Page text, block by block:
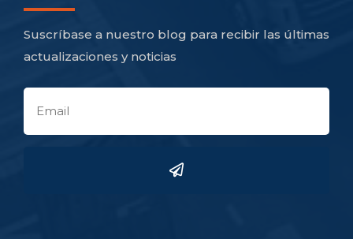
Suscríbase a nuestro blog para recibir las últimas
actualizaciones y noticias